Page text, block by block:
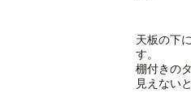
天板の下
す。
棚付きの
見えない